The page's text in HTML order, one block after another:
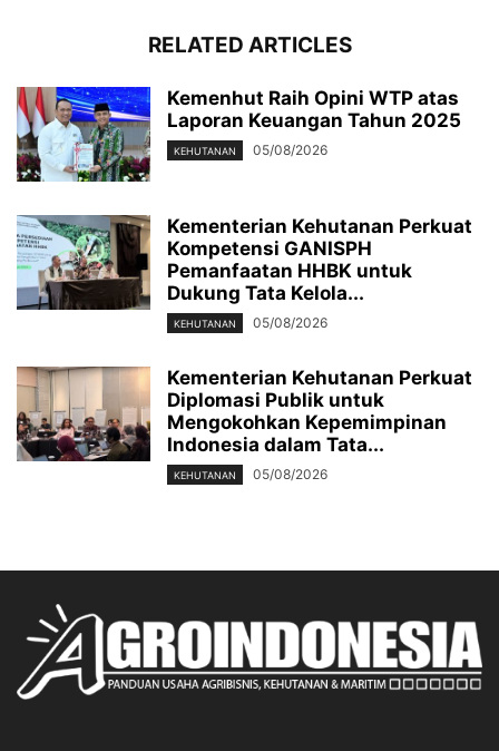
RELATED ARTICLES
Kemenhut Raih Opini WTP atas
Laporan Keuangan Tahun 2025
KEHUTANAN 05/08/2026
Kementerian Kehutanan Perkuat
Kompetensi GANISPH
Pemanfaatan HHBK untuk
Dukung Tata Kelola...
KEHUTANAN 05/08/2026
Kementerian Kehutanan Perkuat
Diplomasi Publik untuk
Mengokohkan Kepemimpinan
Indonesia dalam Tata...
KEHUTANAN 05/08/2026